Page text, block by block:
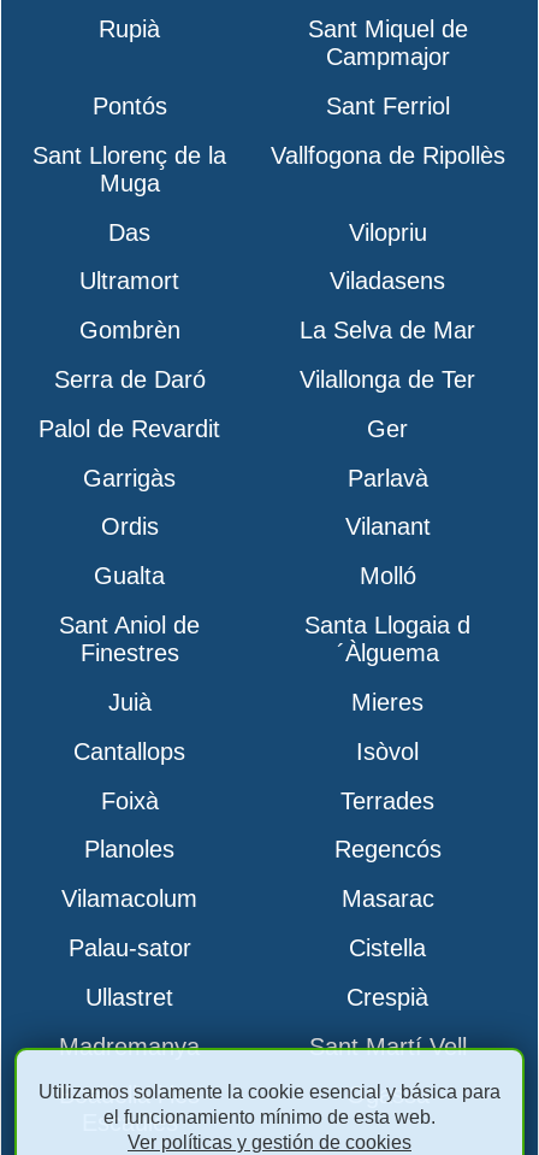
Rupià
Sant Miquel de
Campmajor
Pontós
Sant Ferriol
Sant Llorenç de la
Muga
Vallfogona de Ripollès
Das
Vilopriu
Ultramort
Viladasens
Gombrèn
La Selva de Mar
Serra de Daró
Vilallonga de Ter
Palol de Revardit
Ger
Garrigàs
Parlavà
Ordis
Vilanant
Gualta
Molló
Sant Aniol de
Finestres
Santa Llogaia d
´Àlguema
Juià
Mieres
Cantallops
Isòvol
Foixà
Terrades
Planoles
Regencós
Vilamacolum
Masarac
Palau-sator
Cistella
Ullastret
Crespià
Madremanya
Sant Martí Vell
Boadella i les
Escaules
Ogassa
Utilizamos solamente la cookie esencial y básica para
el funcionamiento mínimo de esta web.
Ver políticas y gestión de cookies